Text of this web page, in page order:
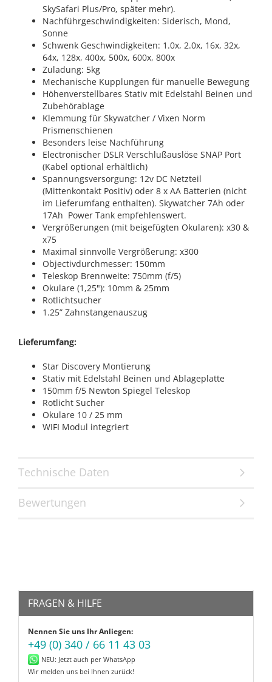
SkySafari Plus/Pro, später mehr).
Nachführgeschwindigkeiten: Siderisch, Mond,
Sonne
Schwenk Geschwindigkeiten: 1.0x, 2.0x, 16x, 32x,
64x, 128x, 400x, 500x, 600x, 800x
Zuladung: 5kg
Mechanische Kupplungen für manuelle Bewegung
Höhenverstellbares Stativ mit Edelstahl Beinen und
Zubehörablage
Klemmung für Skywatcher / Vixen Norm
Prismenschienen
Besonders leise Nachführung
Electronischer DSLR Verschlußauslöse SNAP Port
(Kabel optional erhältlich)
Spannungsversorgung: 12v DC Netzteil
(Mittenkontakt Positiv) oder 8 x AA Batterien (nicht
im Lieferumfang enthalten). Skywatcher 7Ah oder
17Ah Power Tank empfehlenswert.
Vergrößerungen (mit beigefügten Okularen): x30 &
x75
Maximal sinnvolle Vergrößerung: x300
Objectivdurchmesser: 150mm
Teleskop Brennweite: 750mm (f/5)
Okulare (1,25"): 10mm & 25mm
Rotlichtsucher
1.25” Zahnstangenauszug
Lieferumfang:
Star Discovery Montierung
Stativ mit Edelstahl Beinen und Ablageplatte
150mm f/5 Newton Spiegel Teleskop
Rotlicht Sucher
Okulare 10 / 25 mm
WIFI Modul integriert
Technische Daten
Bewertungen
FRAGEN & HILFE
Nennen Sie uns Ihr Anliegen:
+49 (0) 340 / 66 11 43 03
NEU: Jetzt auch per WhatsApp
Wir melden uns bei Ihnen zurück!